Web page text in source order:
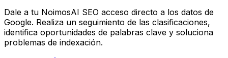
Dale a tu NoimosAI SEO acceso directo a los datos de
Google. Realiza un seguimiento de las clasificaciones,
identifica oportunidades de palabras clave y soluciona
problemas de indexación.